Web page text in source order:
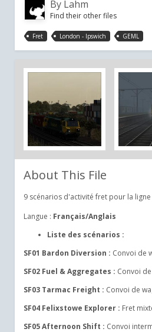
By Lahm
Find their other files
Fret London - Ipswich GEML
About This File
9 scénarios d'activité fret pour la ligne
Langue : Français/Anglais
Liste des scénarios :
SF01 Bardon Diversion : Convoi de
SF02 Fuel & Aggregates : Convoi
SF03 Tarmac Freight : Convoi de
SF04 Felixstowe Explorer : Fret
SF05 Afternoon Shift : Convoi